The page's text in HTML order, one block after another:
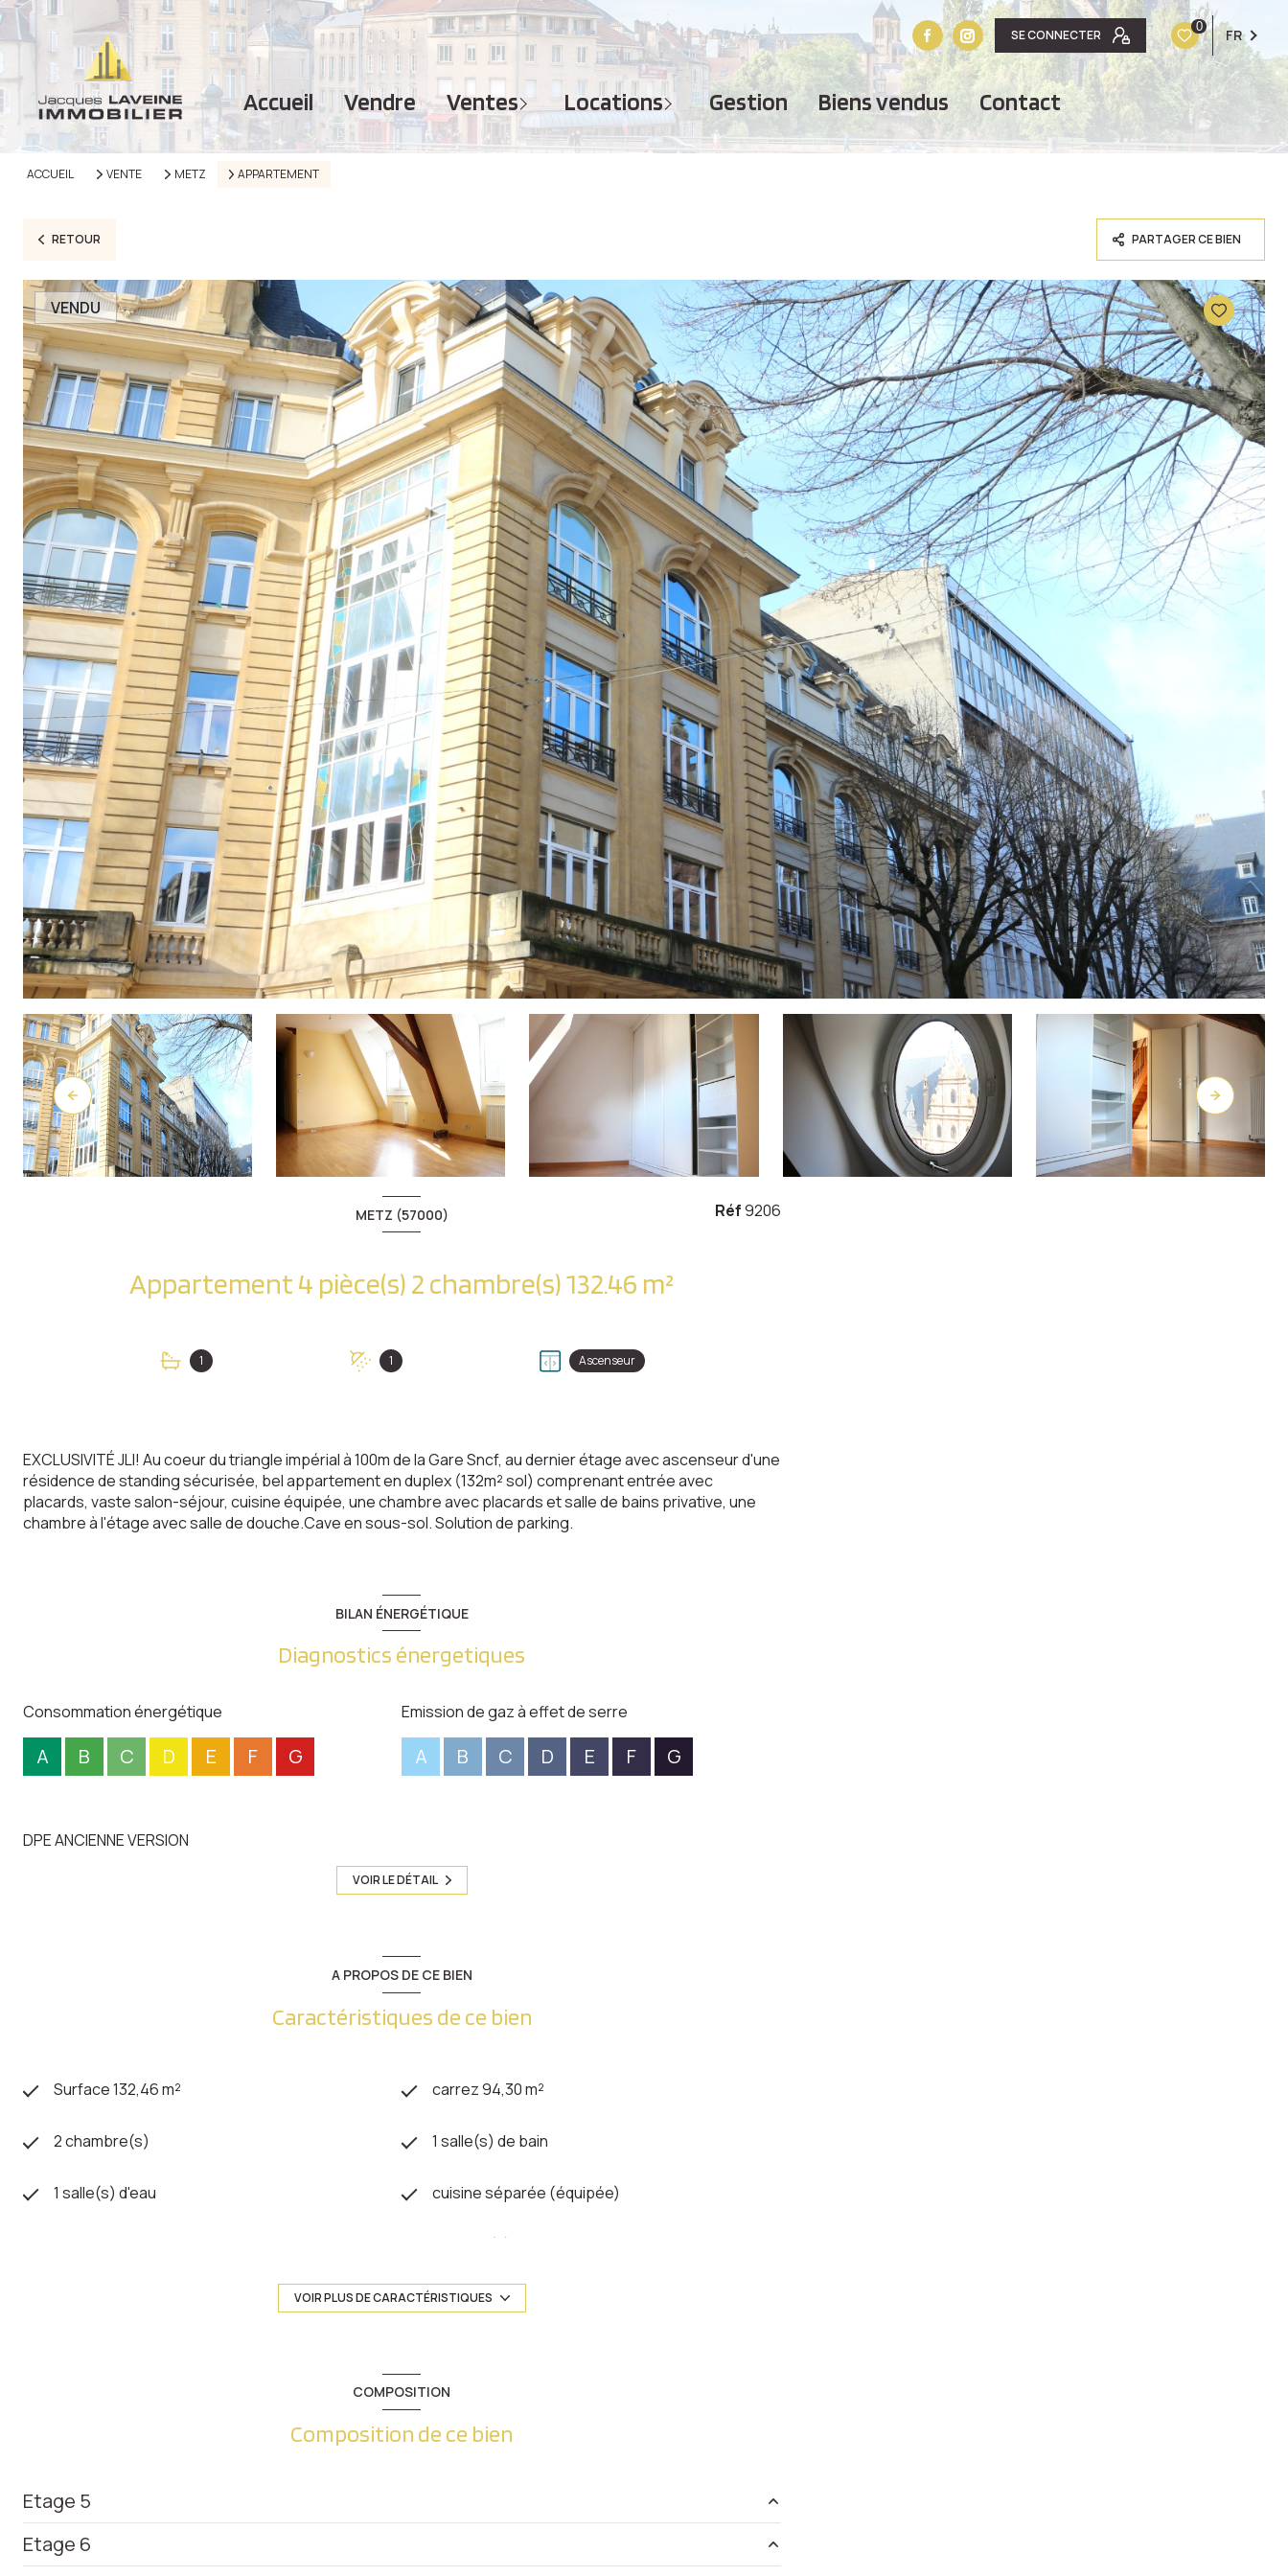
SE CONNECTER
0 FR
accueil vendre ventes
MAISONS
APPARTEMENTS
TERRAINS
IMMEUBLES
GARAGES - PARKINGS
locations
APPARTEMENTS
TERRAINS
IMMEUBLES
GARAGES - PARKINGS
gestion biens vendus contact
ACCUEIL VENTE METZ APPARTEMENT
RETOUR PARTAGER CE BIEN
VENDU
METZ (57000)
Appartement 4 pièce(s) 2 chambre(s) 132.46 m²
1 1 Ascenseur
Réf9206
EXCLUSIVITÉ JLI! Au coeur du triangle impérial à 100m de la Gare Sncf, au dernier étage avec ascenseur d'une
résidence de standing sécurisée, bel appartement en duplex (132m² sol) comprenant entrée avec
placards, vaste salon-séjour, cuisine équipée, une chambre avec placards et salle de bains privative, une
chambre à l'étage avec salle de douche.Cave en sous-sol. Solution de parking.
BILAN ÉNERGÉTIQUE
Diagnostics énergetiques
Consommation énergétique
A B C D E F G
Emission de gaz à effet de serre
A B C D E F G
DPE ANCIENNE VERSION
VOIR LE DÉTAIL
A PROPOS DE CE BIEN
Caractéristiques de ce bien
Surface 132,46 m² carrez 94,30 m²
2 chambre(s) 1 salle(s) de bain
1 salle(s) d'eau cuisine séparée (équipée)
2 niveau(x)
5 étage(s)
quartier Metz Gare , Metz-Centre, Nouvelle
VOIR PLUS DE CARACTÉRISTIQUES
COMPOSITION
Composition de ce bien
Etage 5
entrée
Etage 6